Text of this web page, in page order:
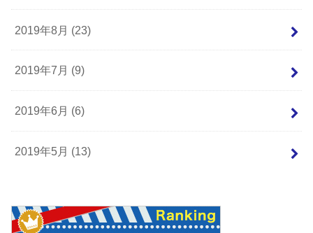
2019年8月 (23)
2019年7月 (9)
2019年6月 (6)
2019年5月 (13)